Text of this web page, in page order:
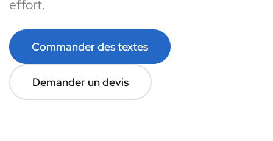
effort.
Commander des textes
Demander un devis